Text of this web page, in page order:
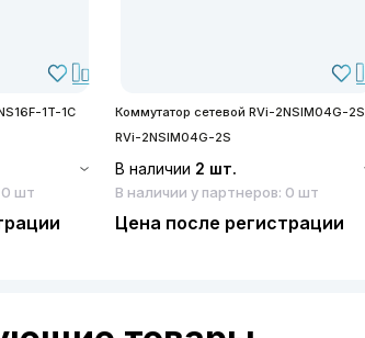
1T-1C
0 шт
Коммутатор сетевой RVi-2NSIM04G-2S
RVi-2NSIM04G-2S
В наличии 2 шт.
В наличии у партнеров: 0 шт
Цена после регистрации